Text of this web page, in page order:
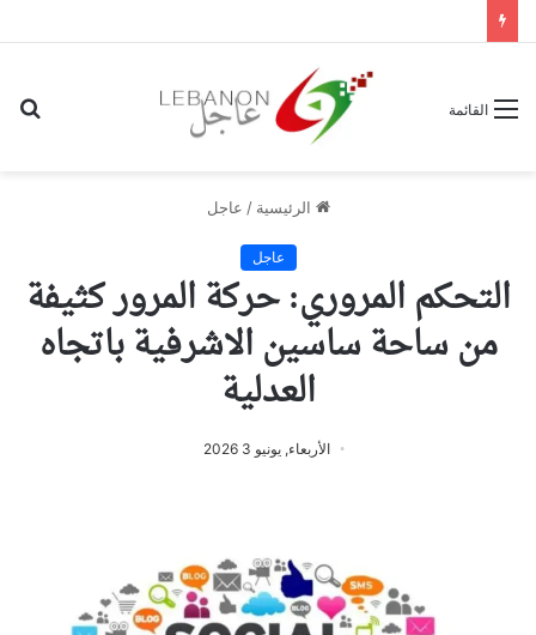
القائمة
الرئيسية / عاجل
عاجل
التحكم المروري: حركة المرور كثيفة
من ساحة ساسين الاشرفية باتجاه
العدلية
الأربعاء, يونيو 3 2026